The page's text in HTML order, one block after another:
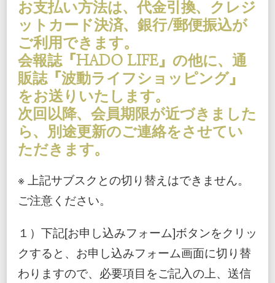
お支払い方法は、代金引換、クレジ
ットカード決済、銀行/郵便振込が
ご利用できます。
会報誌『HADO LIFE』の他に、通
販誌『波動ライフショッピング』
をお送りいたします。
次回以降、会員期限が近づきました
ら、別途更新のご連絡をさせてい
ただきます。
※ 上記サブスクとの切り替えはできません。
ご注意ください。
１）下記[お申し込みフォーム]ボタンをクリッ
クすると、お申し込みフォーム画面に切り替
わりますので、必要項目をご記入の上、送信